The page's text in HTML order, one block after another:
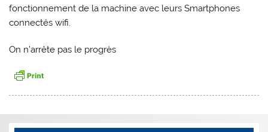
fonctionnement de la machine avec leurs Smartphones
connectés wifi.
On n’arrête pas le progrès